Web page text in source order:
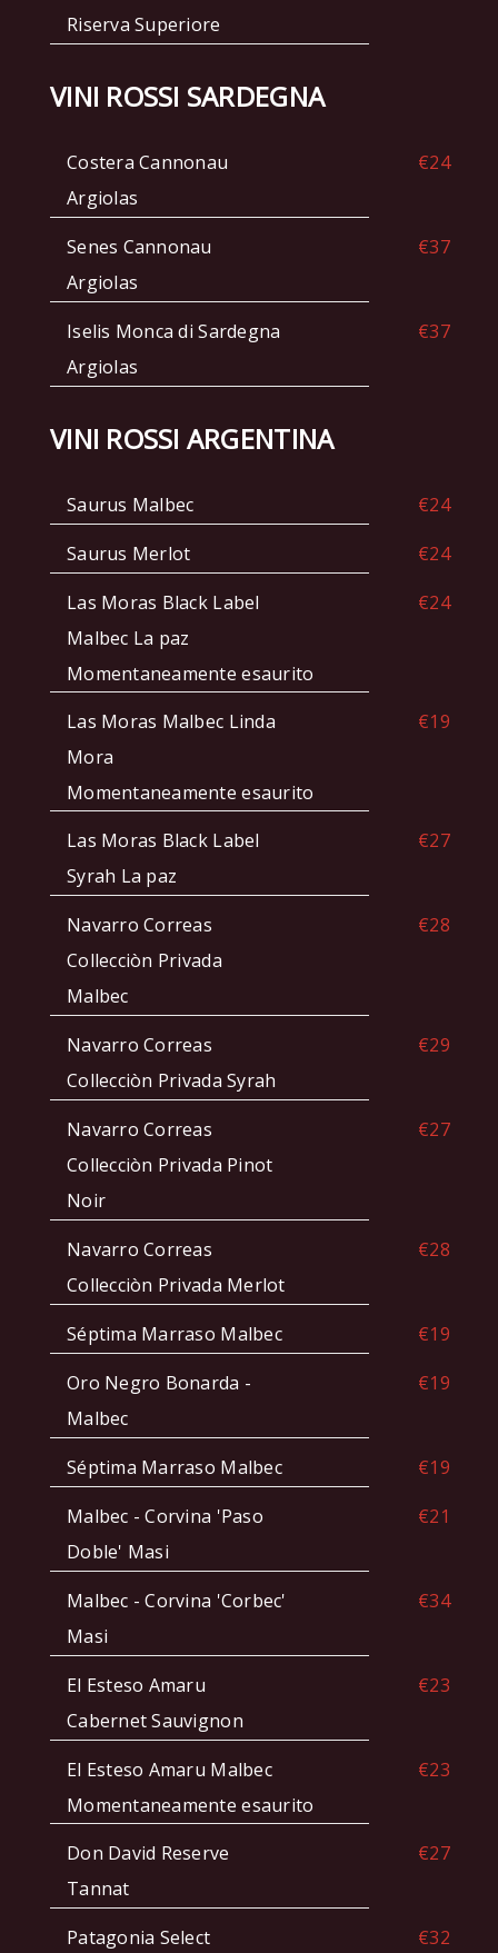
Riserva Superiore
VINI ROSSI SARDEGNA
Costera Cannonau
Argiolas
€24
Senes Cannonau
Argiolas
€37
Iselis Monca di Sardegna
Argiolas
€37
VINI ROSSI ARGENTINA
Saurus Malbec
€24
Saurus Merlot
€24
Las Moras Black Label
Malbec La paz
€24
Momentaneamente esaurito
Las Moras Malbec Linda
Mora
€19
Momentaneamente esaurito
Las Moras Black Label
Syrah La paz
€27
Navarro Correas
Collecciòn Privada
Malbec
€28
Navarro Correas
Collecciòn Privada Syrah
€29
Navarro Correas
Collecciòn Privada Pinot
Noir
€27
Navarro Correas
Collecciòn Privada Merlot
€28
Séptima Marraso Malbec
€19
Oro Negro Bonarda -
Malbec
€19
Séptima Marraso Malbec
€19
Malbec - Corvina 'Paso
Doble' Masi
€21
Malbec - Corvina 'Corbec'
Masi
€34
El Esteso Amaru
Cabernet Sauvignon
€23
El Esteso Amaru Malbec
€23
Momentaneamente esaurito
Don David Reserve
Tannat
€27
Patagonia Select
€32